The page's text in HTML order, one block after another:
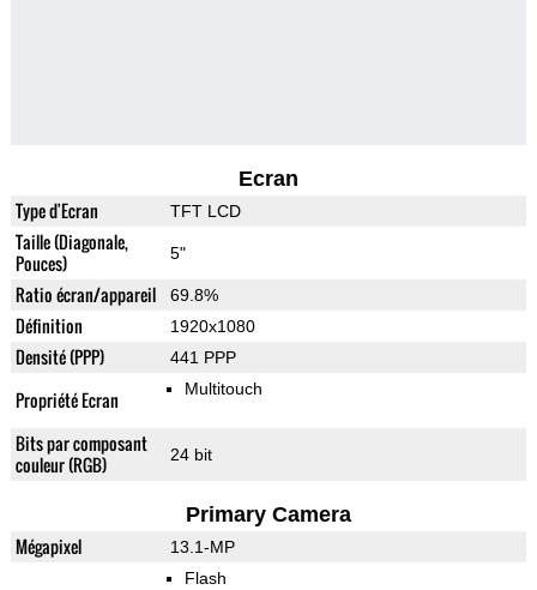
Ecran
Type d'Ecran TFT LCD
Taille (Diagonale,
Pouces)
5"
Ratio écran/appareil 69.8%
Définition 1920x1080
Densité (PPP) 441 PPP
Propriété Ecran Multitouch
Bits par composant
couleur (RGB)
24 bit
Primary Camera
Mégapixel 13.1-MP
Flash